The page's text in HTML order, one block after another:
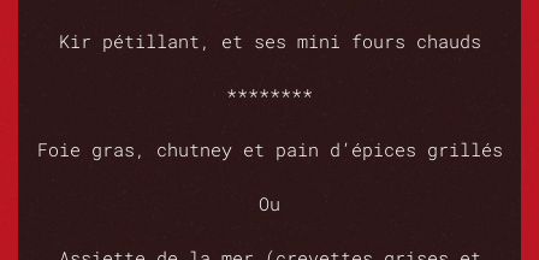
Kir pétillant, et ses mini fours chauds
********
Foie gras, chutney et pain d’épices grillés
Ou